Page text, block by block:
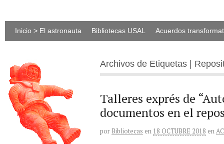
Inicio > El astronauta Bibliotecas USAL Acuerdos
Archivos de Etiquetas |
Talleres exprés de
documentos en el
por Bibliotecas en 18 OCTUBRE 2018 en